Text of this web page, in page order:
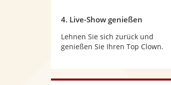
4. Live-Show genießen
Lehnen Sie sich zurück und
genießen Sie Ihren Top Clown.